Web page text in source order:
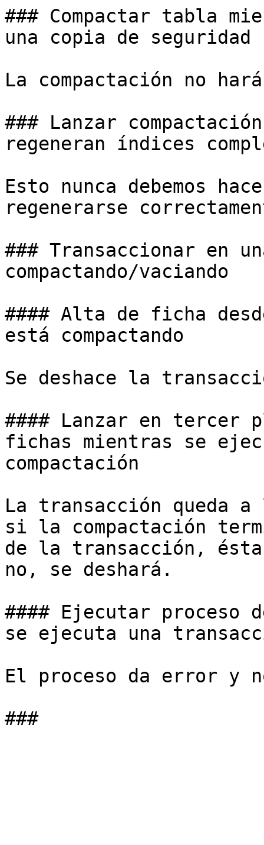
### Compactar tabla
una copia de seguridad
La compactación no
### Lanzar
regeneran índices
Esto nunca debemos
regenerarse
### Transaccionar en
compactando/vaciando
#### Alta de ficha
está compactando
Se deshace la
#### Lanzar en tercer
fichas mientras se
compactación
La transacción queda
si la compactación
de la transacción,
no, se deshará.
#### Ejecutar proceso
se ejecuta una
El proceso da error y